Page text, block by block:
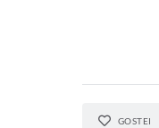
GOSTEI